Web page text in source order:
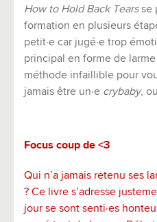
How to Hold Back Tearsse
formation en plusieurs
petit·e car jugé·e trop
principal en forme de
méthode infaillible pour
jamais être un·e crybaby,
Focus coup de <3
Qui n’a jamais retenu ses
? Ce livre s’adresse
jour se sont senti·es